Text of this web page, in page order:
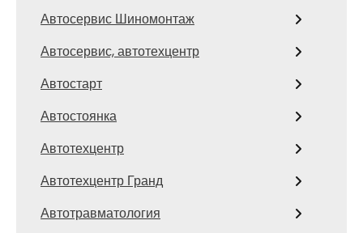
Автосервис Шиномонтаж
Автосервис, автотехцентр
Автостарт
Автостоянка
Автотехцентр
Автотехцентр Гранд
Автотравматология